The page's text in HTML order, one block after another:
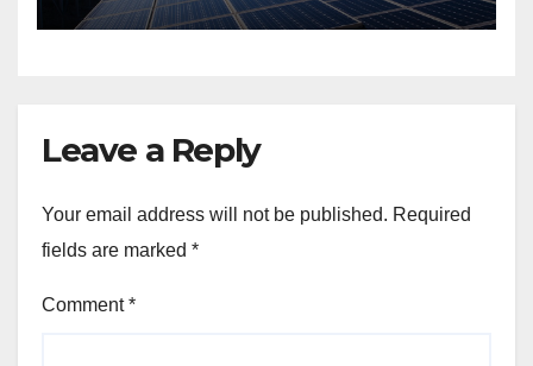
Leave a Reply
Your email address will not be published. Required
fields are marked *
Comment*